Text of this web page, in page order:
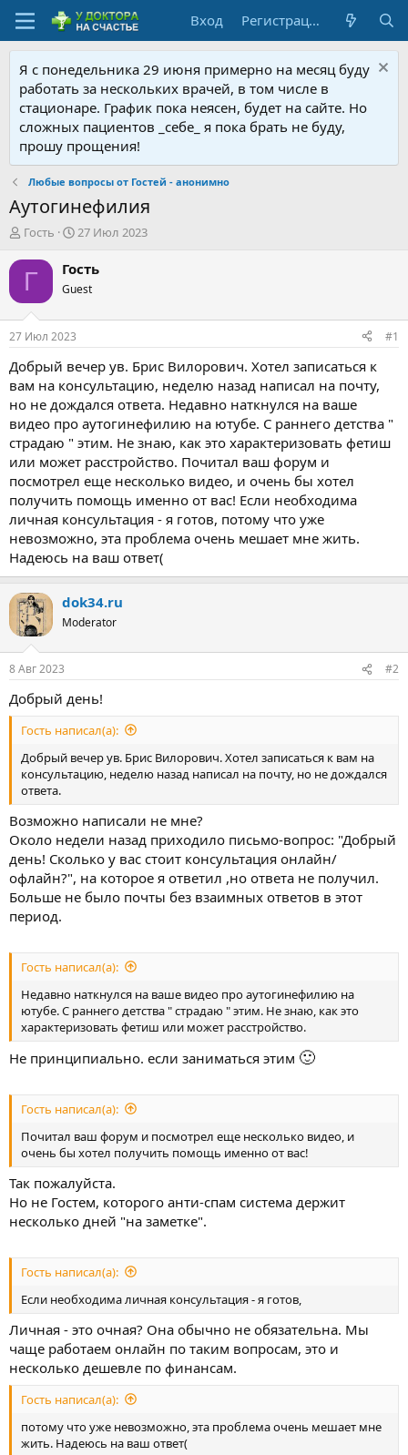
Вход Регистрация
Я с понедельника 29 июня примерно на месяц буду
работать за нескольких врачей, в том числе в
стационаре. График пока неясен, будет на сайте. Но
сложных пациентов _себе_ я пока брать не буду,
прошу прощения!
Любые вопросы от Гостей - анонимно
Аутогинефилия
А
т
т
е
м
ы
Гость
Д
т
н
а
л
27 Июл 2023
Г Гость
Guest
27 Июл 2023 #1
Добрый вечер ув. Брис Вилорович. Хотел записаться к
вам на консультацию, неделю назад написал на почту,
но не дождался ответа. Недавно наткнулся на ваше
видео про аутогинефилию на ютубе. С раннего детства "
страдаю " этим. Не знаю, как это характеризовать фетиш
или может расстройство. Почитал ваш форум и
посмотрел еще несколько видео, и очень бы хотел
получить помощь именно от вас! Если необходима
личная консультация - я готов, потому что уже
невозможно, эта проблема очень мешает мне жить.
Надеюсь на ваш ответ(
dok34.ru
Moderator
8 Авг 2023 #2
Добрый день!
Гость написал(а):
Добрый вечер ув. Брис Вилорович. Хотел записаться к вам на
консультацию, неделю назад написал на почту, но не дождался
ответа.
Возможно написали не мне?
Около недели назад приходило письмо-вопрос: "Добрый
день! Сколько у вас стоит консультация онлайн/
офлайн?", на которое я ответил ,но ответа не получил.
Больше не было почты без взаимных ответов в этот
период.
Гость написал(а):
Недавно наткнулся на ваше видео про аутогинефилию на
ютубе. С раннего детства " страдаю " этим. Не знаю, как это
характеризовать фетиш или может расстройство.
Не принципиально. если заниматься этим 🙂
Гость написал(а):
Почитал ваш форум и посмотрел еще несколько видео, и
очень бы хотел получить помощь именно от вас!
Так пожалуйста.
Но не Гостем, которого анти-спам система держит
несколько дней "на заметке".
Гость написал(а):
Если необходима личная консультация - я готов,
Личная - это очная? Она обычно не обязательна. Мы
чаще работаем онлайн по таким вопросам, это и
несколько дешевле по финансам.
Гость написал(а):
потому что уже невозможно, эта проблема очень мешает мне
жить. Надеюсь на ваш ответ(